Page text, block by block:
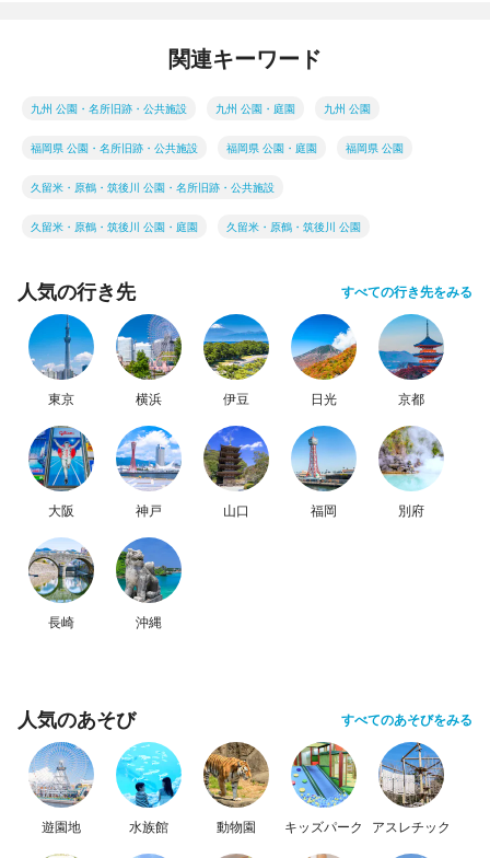
関連キーワード
九州 公園・名所旧跡・公共施設 九州 公園・庭園 九州 公園
福岡県 公園・名所旧跡・公共施設 福岡県 公園・庭園 福岡県 公園
久留米・原鶴・筑後川 公園・名所旧跡・公共施設
久留米・原鶴・筑後川 公園・庭園 久留米・原鶴・筑後川 公園
人気の行き先 すべての行き先をみる
東京 横浜 伊豆 日光 京都
大阪 神戸 山口 福岡 別府
長崎 沖縄
人気のあそび すべてのあそびをみる
遊園地 水族館 動物園 キッズパーク アスレチック